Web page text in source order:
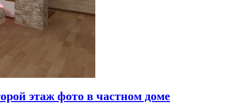
этаж фото в частном доме